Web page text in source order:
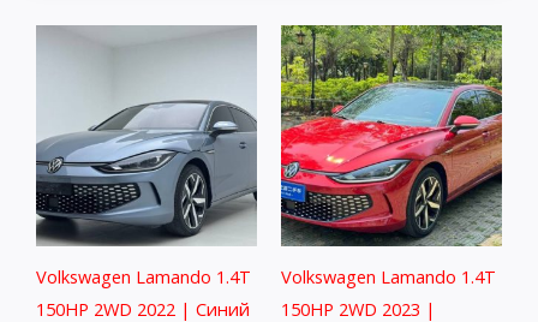
Volkswagen Lamando 1.4T
150HP 2WD 2022 | Синий
Volkswagen Lamando 1.4T
150HP 2WD 2023 |